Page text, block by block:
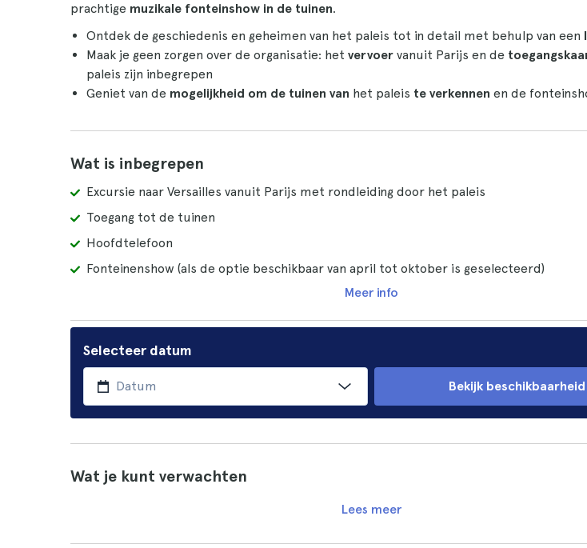
prachtige muzikale fonteinshow in de tuinen.
Ontdek de geschiedenis en geheimen van het paleis tot in detail met behulp van een
Maak je geen zorgen over de organisatie: het vervoer vanuit Parijs en de
paleis zijn inbegrepen
Geniet van de mogelijkheid om de tuinen van het paleis te verkennen en de
Wat is inbegrepen
Excursie naar Versailles vanuit Parijs met rondleiding door het paleis
Toegang tot de tuinen
Hoofdtelefoon
Fonteinenshow (als de optie beschikbaar van april tot oktober is geselecteerd)
Meer info
Selecteer datum
Bekijk beschikbaarheid
Wat je kunt verwachten
Lees meer